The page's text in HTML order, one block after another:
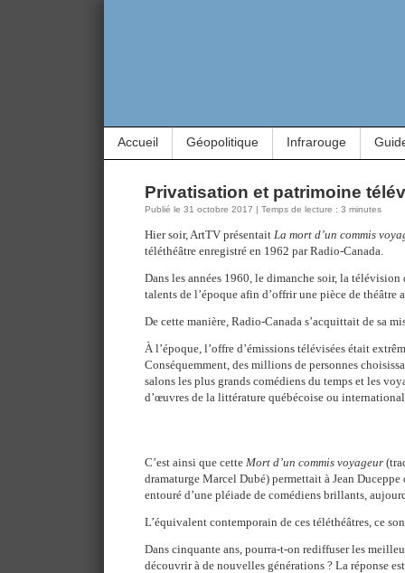
Accueil Géopolitique Infrarouge
Privatisation et patrimoine
Publié le 31 octobre 2017 | Temps de lecture : 3 minutes
Hier soir, ArtTV présentait La mort d’un commis
téléthéâtre enregistré en 1962 par Radio-Canada.
Dans les années 1960, le dimanche soir, la
talents de l’époque afin d’offrir une pièce de théâtre
De cette manière, Radio-Canada s’acquittait de sa
À l’époque, l’offre d’émissions télévisées était
Conséquemment, des millions de personnes
salons les plus grands comédiens du temps et les
d’œuvres de la littérature québécoise ou
C’est ainsi que cette Mort d’un commis voyageur
dramaturge Marcel Dubé) permettait à Jean Duceppe
entouré d’une pléiade de comédiens brillants,
L’équivalent contemporain de ces téléthéâtres, ce
Dans cinquante ans, pourra-t-on rediffuser les
découvrir à de nouvelles générations ? La réponse